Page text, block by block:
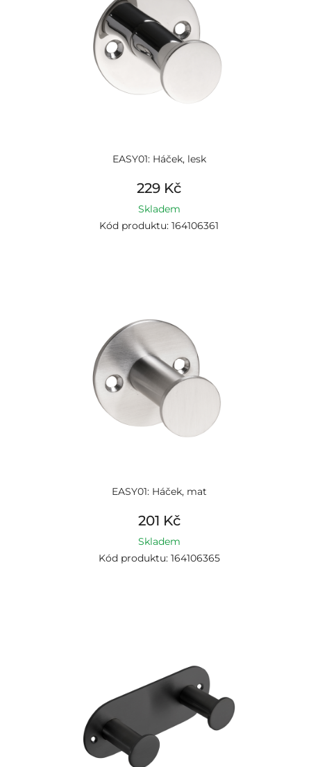
EASY01: Háček, lesk
229 Kč
Skladem
Kód produktu: 164106361
EASY01: Háček, mat
201 Kč
Skladem
Kód produktu: 164106365